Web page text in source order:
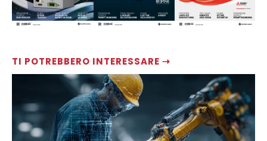
TI POTREBBERO INTERESSARE ⇢